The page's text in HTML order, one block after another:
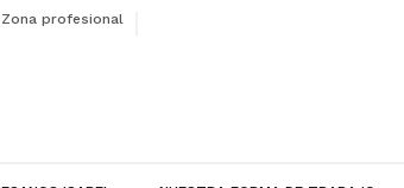
Zona profesional